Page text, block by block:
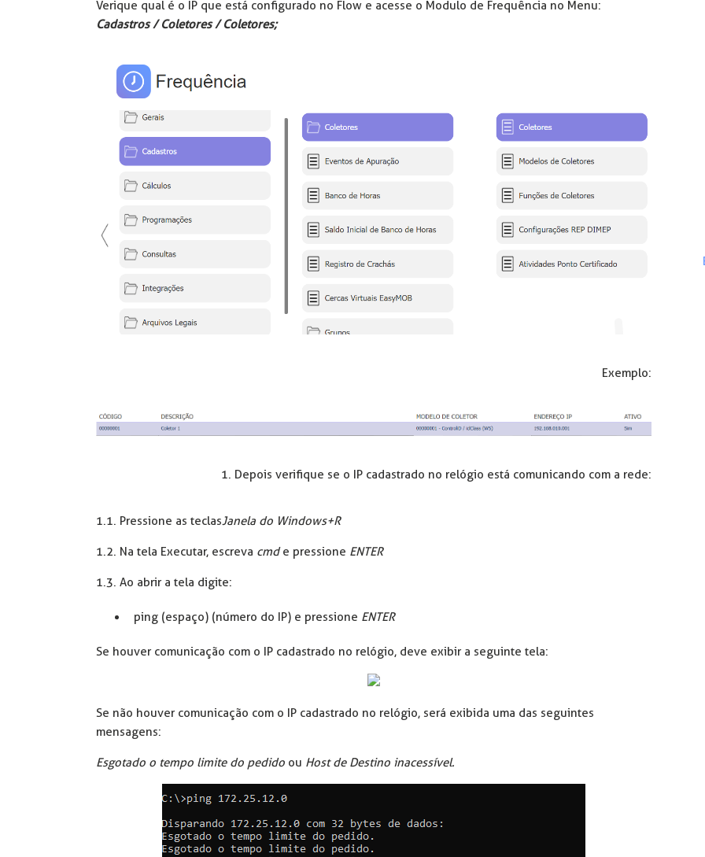
Verique qual é o IP que está configurado no Flow e acesse o Modulo de Frequência no Menu:
Cadastros / Coletores / Coletores;
Exemplo:
1. Depois verifique se o IP cadastrado no relógio está comunicando com a rede:
1.1. Pressione as teclasJanela do Windows+R
1.2. Na tela Executar, escreva cmde pressione ENTER
1.3. Ao abrir a tela digite:
ping (espaço) (número do IP) e pressione ENTER
Se houver comunicação com o IP cadastrado no relógio, deve exibir a seguinte tela:
Se não houver comunicação com o IP cadastrado no relógio, será exibida uma das seguintes
mensagens:
Esgotado o tempo limite do pedido ou Host de Destino inacessível.